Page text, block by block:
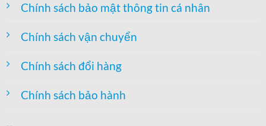
Chính sách bảo mật thông tin cá nhân
Chính sách vận chuyển
Chính sách đổi hàng
Chính sách bảo hành